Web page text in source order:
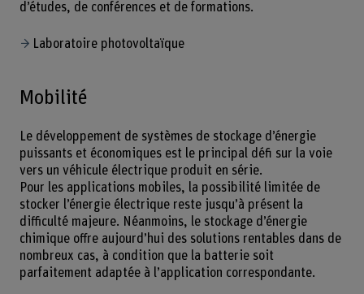
d’études, de conférences et de formations.
Laboratoire photovoltaïque
Mobilité
Le développement de systèmes de stockage d’énergie
puissants et économiques est le principal défi sur la voie
vers un véhicule électrique produit en série.
Pour les applications mobiles, la possibilité limitée de
stocker l’énergie électrique reste jusqu’à présent la
difficulté majeure. Néanmoins, le stockage d’énergie
chimique offre aujourd’hui des solutions rentables dans de
nombreux cas, à condition que la batterie soit
parfaitement adaptée à l’application correspondante.